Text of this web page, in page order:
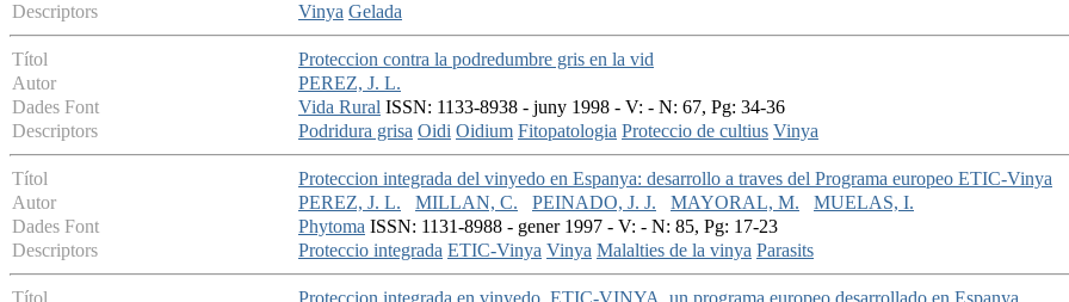
Descriptors
Vinya Gelada
Títol
Proteccion contra la podredumbre gris en la vid
Autor
PEREZ, J. L.
Dades Font
Vida Rural ISSN: 1133-8938 - juny 1998 - V: - N: 67, Pg: 34-36
Descriptors
Podridura grisa Oidi Oidium Fitopatologia Proteccio de cultius Vinya
Títol
Proteccion integrada del vinyedo en Espanya: desarrollo a traves del Programa europeo ETIC-Vinya
Autor
PEREZ, J. L. MILLAN, C. PEINADO, J. J. MAYORAL, M.
MUELAS, I.
Dades Font
Phytoma ISSN: 1131-8988 - gener 1997 - V: - N: 85, Pg: 17-23
Descriptors
Proteccio integrada ETIC-Vinya Vinya Malalties de la vinya Parasits